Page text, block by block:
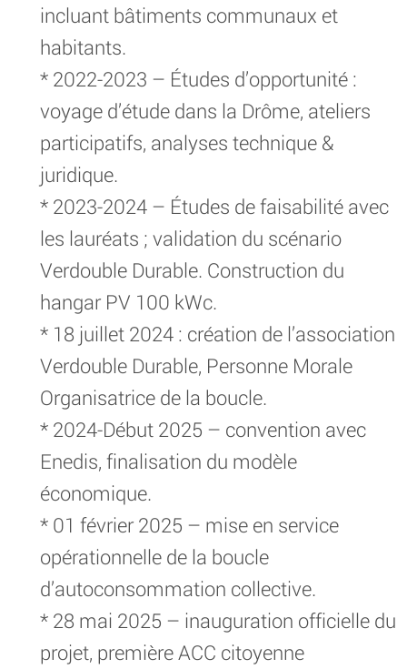
incluant bâtiments communaux et
habitants.
* 2022-2023 – Études d’opportunité :
voyage d’étude dans la Drôme, ateliers
participatifs, analyses technique &
juridique.
* 2023-2024 – Études de faisabilité avec
les lauréats ; validation du scénario
Verdouble Durable. Construction du
hangar PV 100 kWc.
* 18 juillet 2024 : création de l’association
Verdouble Durable, Personne Morale
Organisatrice de la boucle.
* 2024-Début 2025 – convention avec
Enedis, finalisation du modèle
économique.
* 01 février 2025 – mise en service
opérationnelle de la boucle
d’autoconsommation collective.
* 28 mai 2025 – inauguration officielle du
projet, première ACC citoyenne